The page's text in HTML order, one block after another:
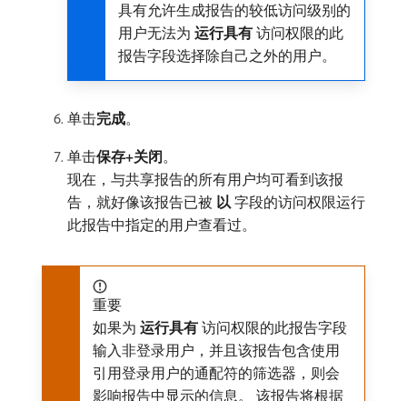
具有允许生成报告的较低访问级别的
用户无法为​ 运行具有 ​访问权限的此
报告字段选择除自己之外的用户。
单击​完成。
单击​保存+关闭。
现在，与共享报告的所有用户均可看到该报
告，就好像该报告已被​ 以 ​字段的访问权限运行
此报告中指定的用户查看过。
重要
如果为​ 运行具有 ​访问权限的此报告字段
输入非登录用户，并且该报告包含使用
引用登录用户的通配符的筛选器，则会
影响报告中显示的信息。 该报告将根据​